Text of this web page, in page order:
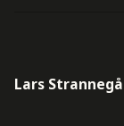
Lars